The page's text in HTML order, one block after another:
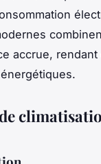
accrue, rendant